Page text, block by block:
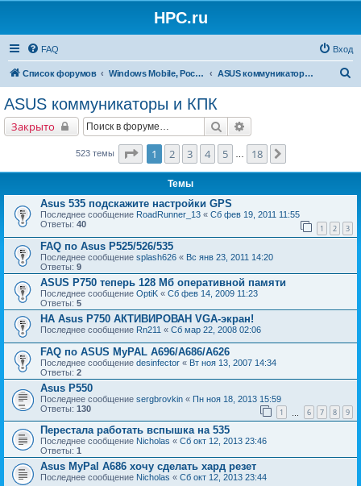
HPC.ru
FAQ Вход
Список форумов Windows Mobile, Pocket PC, MS Smartphone ASUS коммуникаторы и КПК
ASUS коммуникаторы и КПК
Закрыто Поиск
523 темы Страница1 из
1 2 3 4 5 18
Темы
Asus 535 подскажите настройки GPS
Последнее сообщение RoadRunner_13 « Сб фев 19, 2011 11:55
Ответы: 40 1 2 3
FAQ по Asus P525/526/535
Последнее сообщение splash626 « Вс янв 23, 2011 14:20
Ответы: 9
ASUS P750 теперь 128 Мб оперативной памяти
Последнее сообщение OptiK « Сб фев 14, 2009 11:23
Ответы: 5
НА Asus P750 АКТИВИРОВАН VGA-экран!
Последнее сообщение Rn211 « Сб мар 22, 2008 02:06
FAQ по ASUS MyPAL A696/A686/A626
Последнее сообщение desinfector « Вт ноя 13, 2007 14:34
Ответы: 2
Asus P550
Последнее сообщение sergbrovkin « Пн ноя 18, 2013 15:59
Ответы: 130 1 6 7 8 9
Перестала работать вспышка на 535
Последнее сообщение Nicholas « Сб окт 12, 2013 23:46
Ответы: 1
Asus MyPal A686 хочу сделать хард резет
Последнее сообщение Nicholas « Сб окт 12, 2013 23:44